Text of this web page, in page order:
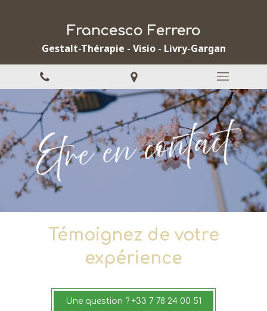
Francesco Ferrero
Gestalt-Thérapie - Visio - Livry-Gargan
Témoignez de votre
expérience
Une question ? +33 7 78 24 00 51